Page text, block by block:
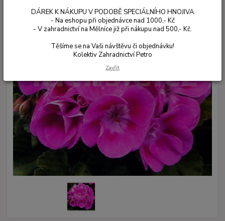
DÁREK K NÁKUPU V PODOBĚ SPECIÁLNÍHO HNOJIVA
- Na eshopu při objednávce nad 1000,- Kč
- V zahradnictví na Mělníce již při nákupu nad 500,- Kč.
Těšíme se na Vaši návštěvu či objednávku!
Kolektiv Zahradnictví Petro
Zavřít